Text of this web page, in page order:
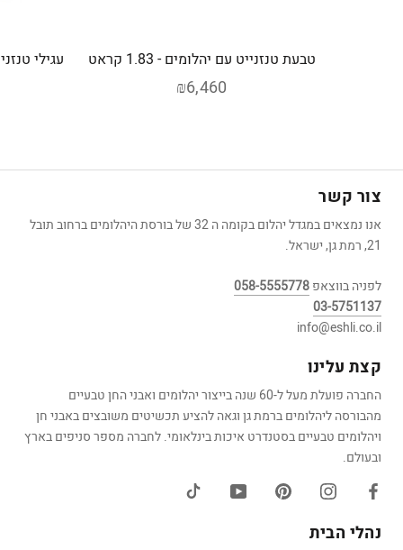
טבעת טנזנייט עם יהלומים - 1.83 קראט
₪6,460
צור קשר
אנו נמצאים במגדל יהלום בקומה ה 32 של בורסת היהלומים ברחוב תובל
21, רמת גן, ישראל.
לפניה בווצאפ058-5555778
03-5751137
info@eshli.co.il
קצת עלינו
החברה פועלת מעל ל-60 שנה בייצור יהלומים ואבני החן טבעיים
מהבורסה ליהלומים ברמת גן וגאה להציע תכשיטים משובצים באבני חן
ויהלומים טבעיים בסטנדרט איכות בינלאומי. לחברה מספר סניפים בארץ
ובעולם.
נהלי הבית